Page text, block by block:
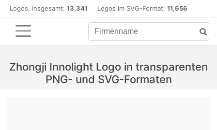
Logos, insgesamt: 13,341 Logos im SVG-Format: 11,656
Zhongji Innolight Logo in transparenten
PNG- und SVG-Formaten